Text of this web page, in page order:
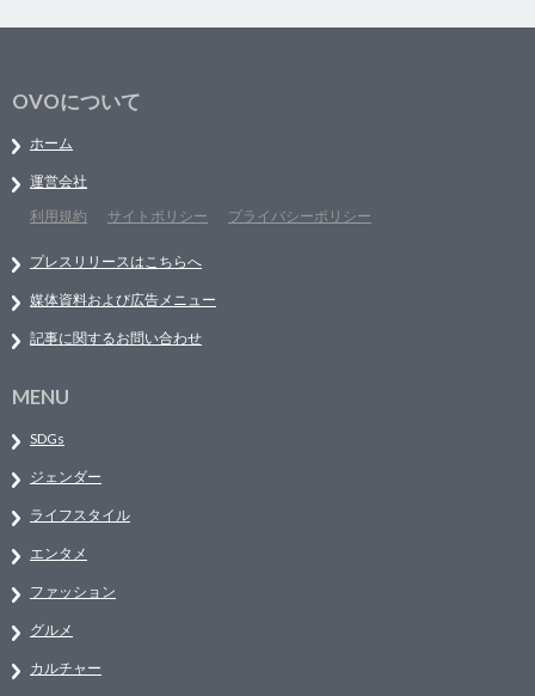
OVOについて
ホーム
運営会社
利用規約
サイトポリシー プライバシーポリシー
プレスリリースはこちらへ
媒体資料および広告メニュー
記事に関するお問い合わせ
MENU
SDGs
ジェンダー
ライフスタイル
エンタメ
ファッション
グルメ
カルチャー